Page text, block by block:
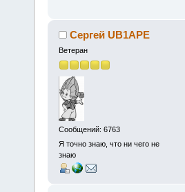
Сергей UB1APE
Ветеран
Сообщений: 6763
Я точно знаю, что ни чего не
знаю